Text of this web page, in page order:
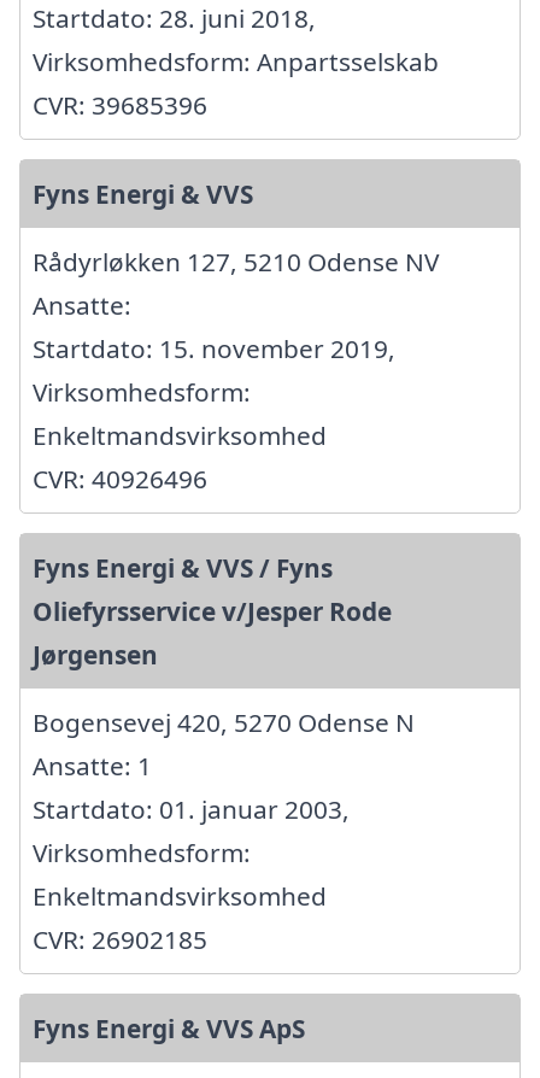
Startdato: 28. juni 2018,
Virksomhedsform: Anpartsselskab
CVR: 39685396
Fyns Energi & VVS
Rådyrløkken 127, 5210 Odense NV
Ansatte:
Startdato: 15. november 2019,
Virksomhedsform:
Enkeltmandsvirksomhed
CVR: 40926496
Fyns Energi & VVS / Fyns
Oliefyrsservice v/Jesper Rode
Jørgensen
Bogensevej 420, 5270 Odense N
Ansatte: 1
Startdato: 01. januar 2003,
Virksomhedsform:
Enkeltmandsvirksomhed
CVR: 26902185
Fyns Energi & VVS ApS